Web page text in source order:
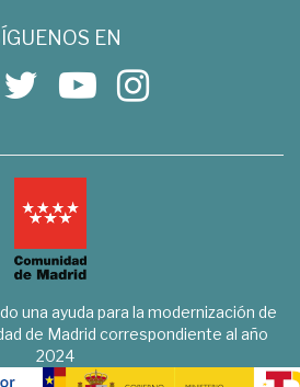
EN
una ayuda para la modernización de
de Madrid correspondiente al año
2024